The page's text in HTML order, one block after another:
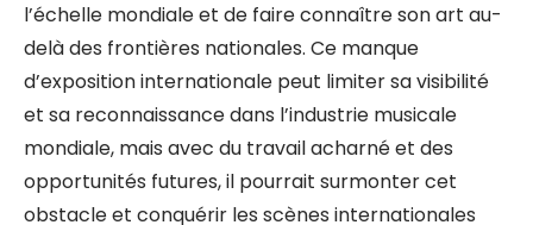
l’échelle mondiale et de faire connaître son art au-
delà des frontières nationales. Ce manque
d’exposition internationale peut limiter sa visibilité
et sa reconnaissance dans l’industrie musicale
mondiale, mais avec du travail acharné et des
opportunités futures, il pourrait surmonter cet
obstacle et conquérir les scènes internationales